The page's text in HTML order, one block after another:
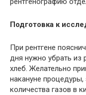
Подготовка к
При рентгене
дня нужно убрать
хлеб. Желательно
накануне
количества газов в